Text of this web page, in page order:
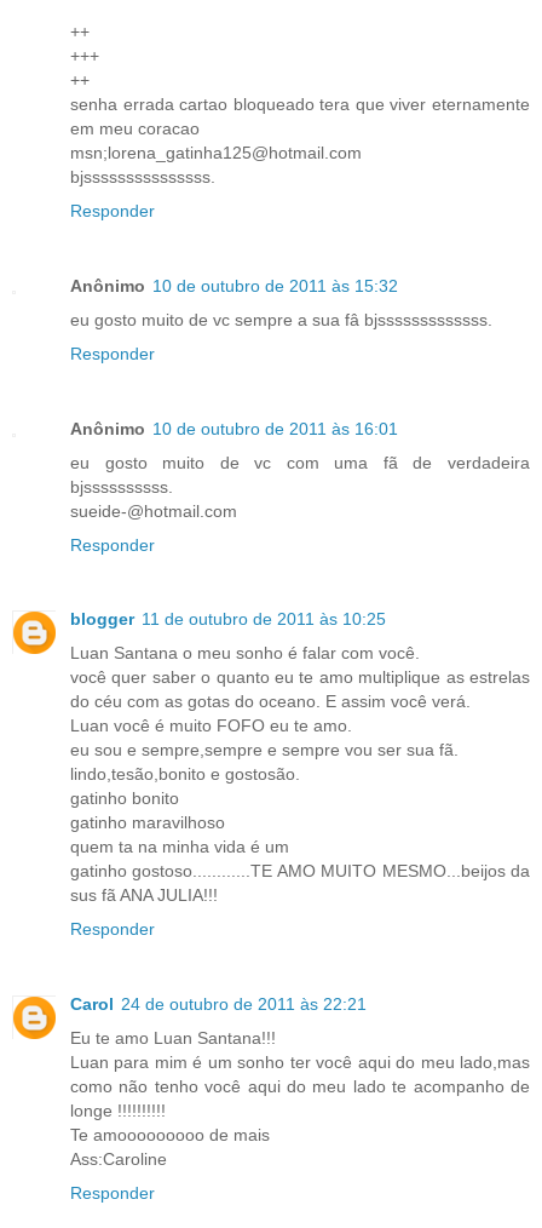
++
+++
++
senha errada cartao bloqueado tera que viver eternamente
em meu coracao
msn;lorena_gatinha125@hotmail.com
bjsssssssssssssss.
Responder
Anônimo 10 de outubro de 2011 às 15:32
eu gosto muito de vc sempre a sua fâ bjsssssssssssss.
Responder
Anônimo 10 de outubro de 2011 às 16:01
eu gosto muito de vc com uma fã de verdadeira
bjssssssssss.
sueide-@hotmail.com
Responder
blogger 11 de outubro de 2011 às 10:25
Luan Santana o meu sonho é falar com você.
você quer saber o quanto eu te amo multiplique as estrelas
do céu com as gotas do oceano. E assim você verá.
Luan você é muito FOFO eu te amo.
eu sou e sempre,sempre e sempre vou ser sua fã.
lindo,tesão,bonito e gostosão.
gatinho bonito
gatinho maravilhoso
quem ta na minha vida é um
gatinho gostoso............TE AMO MUITO MESMO...beijos da
sus fã ANA JULIA!!!
Responder
Carol 24 de outubro de 2011 às 22:21
Eu te amo Luan Santana!!!
Luan para mim é um sonho ter você aqui do meu lado,mas
como não tenho você aqui do meu lado te acompanho de
longe !!!!!!!!!!
Te amooooooooo de mais
Ass:Caroline
Responder